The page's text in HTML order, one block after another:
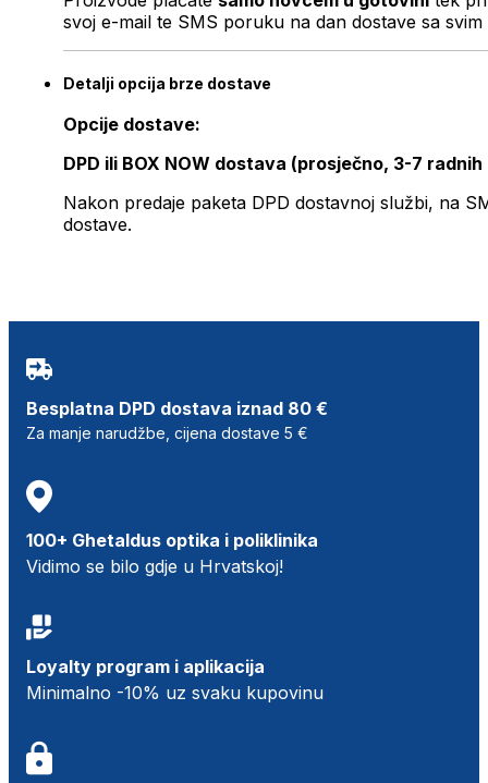
svoj e-mail te SMS poruku na dan dostave sa svim
Detalji opcija brze dostave
Opcije dostave:
DPD ili BOX NOW dostava (prosječno, 3-7 radnih
Nakon predaje paketa DPD dostavnoj službi, na
dostave.
Besplatna DPD dostava iznad 80 €
Za manje narudžbe, cijena dostave 5 €
100+ Ghetaldus optika i poliklinika
Vidimo se bilo gdje u Hrvatskoj!
Loyalty program i aplikacija
Minimalno -10% uz svaku kupovinu